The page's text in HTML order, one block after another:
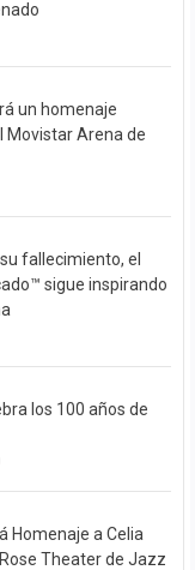
un homenaje
Movistar Arena de
fallecimiento, el
sigue inspirando
los 100 años de
Homenaje a Celia
Theater de Jazz